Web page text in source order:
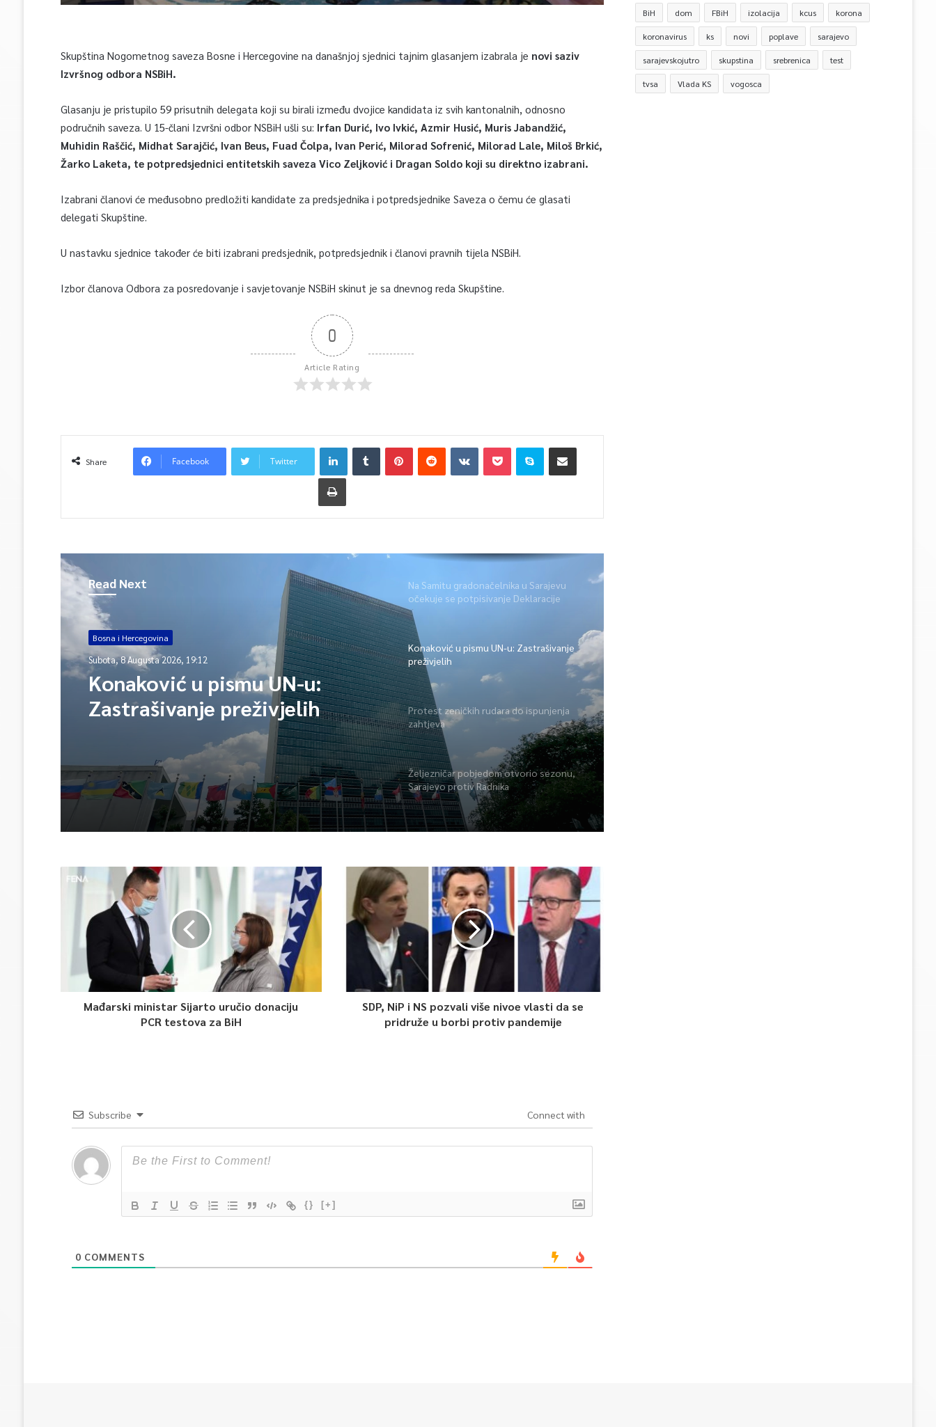
Skupština Nogometnog saveza Bosne i Hercegovine na današnjoj sjednici tajnim glasanjem izabrala je novi saziv
Izvršnog odbora NSBiH.
Glasanju je pristupilo 59 prisutnih delegata koji su birali između dvojice kandidata iz svih kantonalnih, odnosno
područnih saveza. U 15-člani Izvršni odbor NSBiH ušli su: Irfan Durić, Ivo Ivkić, Azmir Husić, Muris Jabandžić,
Muhidin Raščić, Midhat Sarajčić, Ivan Beus, Fuad Čolpa, Ivan Perić, Milorad Sofrenić, Milorad Lale, Miloš Brkić,
Žarko Laketa, te potpredsjednici entitetskih saveza Vico Zeljković i Dragan Soldo koji su direktno izabrani.
Izabrani članovi će međusobno predložiti kandidate za predsjednika i potpredsjednike Saveza o čemu će glasati
delegati Skupštine.
U nastavku sjednice također će biti izabrani predsjednik, potpredsjednik i članovi pravnih tijela NSBiH.
Izbor članova Odbora za posredovanje i savjetovanje NSBiH skinut je sa dnevnog reda Skupštine.
0
Article Rating
Share Facebook Twitter
Read Next
Bosna i Hercegovina
Subota, 8 Augusta 2026, 19:12
Konaković u pismu UN-u:
Zastrašivanje preživjelih
Na Samitu gradonačelnika u Sarajevu
očekuje se potpisivanje Deklaracije
Konaković u pismu UN-u: Zastrašivanje
preživjelih
Protest zeničkih rudara do ispunjenja
zahtjeva
Željezničar pobjedom otvorio sezonu,
Sarajevo protiv Radnika
Mađarski ministar Sijarto uručio donaciju
PCR testova za BiH
SDP, NiP i NS pozvali više nivoe vlasti da se
pridruže u borbi protiv pandemije
Subscribe Connect with
{} [+]
0 COMMENTS
BiH dom FBiH izolacija kcus korona
koronavirus ks novi poplave sarajevo
sarajevskojutro skupstina srebrenica test
tvsa Vlada KS vogosca